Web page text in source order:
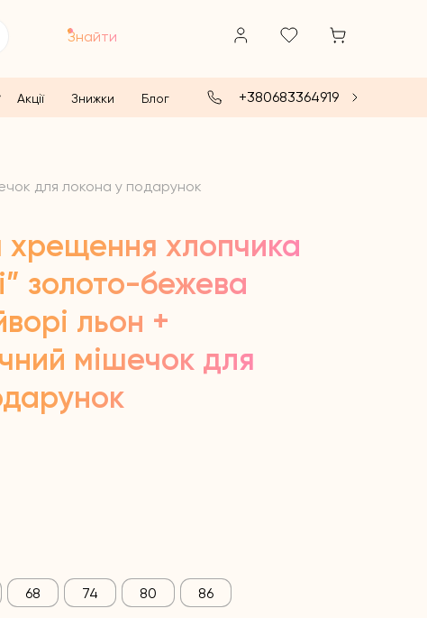
Знайти
Акції Знижки Блог +380683364919
для локона у подарунок
хлопчика
золото-бежева
льон +
мішечок для
68 74 80 86